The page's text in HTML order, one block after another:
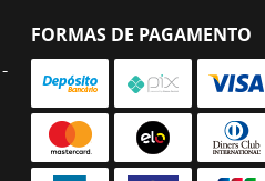
-
FORMAS DE PAGAMENTO